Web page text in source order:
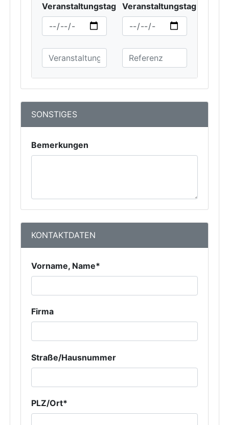
Veranstaltungstag Veranstaltungstag
SONSTIGES
Bemerkungen
KONTAKTDATEN
Vorname, Name*
Firma
Straße/Hausnummer
PLZ/Ort*